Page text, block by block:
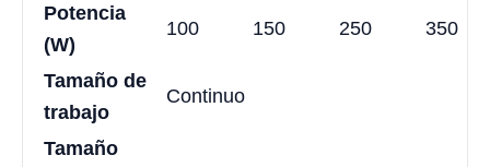
Potencia
(W)
100 150 250 350
Tamaño de
trabajo
Continuo
Tamaño